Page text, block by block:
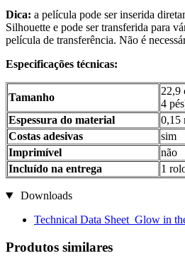
Dica: a película pode ser inserida
Silhouette e pode ser transferida para
película de transferência. Não é
Especificações técnicas:
Tamanho
22,9
4
Espessura do material
0,15
Costas adesivas
sim
Imprimível
não
Incluído na entrega
1
Downloads
Technical Data Sheet_Glow in
Produtos similares